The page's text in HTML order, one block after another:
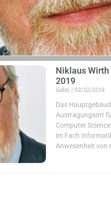
Niklaus Wirth
2019
sidm
02/12/2019
Das
Austragungsort
Computer
im Fach
Anwesenheit von